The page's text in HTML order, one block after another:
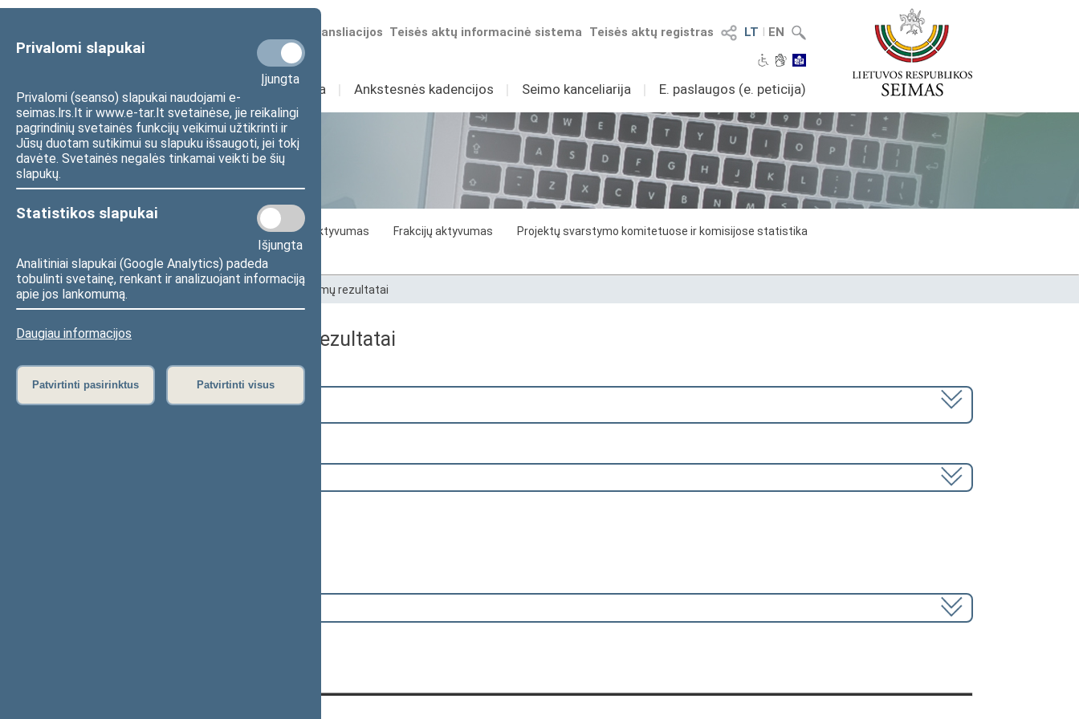
Privalomi slapukai
Įjungta
Privalomi (seanso) slapukai naudojami e-
seimas.lrs.lt ir www.e-tar.lt svetainėse, jie reikalingi
pagrindinių svetainės funkcijų veikimui užtikrinti ir
Jūsų duotam sutikimui su slapuku išsaugoti, jei tokį
davėte. Svetainės negalės tinkamai veikti be šių
slapukų.
Statistikos slapukai
Išjungta
Analitiniai slapukai (Google Analytics) padeda
tobulinti svetainę, renkant ir analizuojant informaciją
apie jos lankomumą.
Daugiau informacijos
Patvirtinti pasirinktus Patvirtinti visus
LT I EN
Teisės aktų registras
Teisės aktų informacinė sistema
Numatomos transliacijos
Sudėtis Veikla I Ankstesnės kadencijos I Seimo kanceliarija I E. paslaugos (e. peticija)
Statistika
Seimo narių aktyvumas Frakcijų aktyvumas
Projektų svarstymo komitetuose ir komisijose statistika
Seimo narių balsavimų rezultatai
Pradžia Seimo narių balsavimų rezultatai
Seimo narių balsavimų rezultatai
Pasirinkite kadenciją:
2024–2028 metų kadencija